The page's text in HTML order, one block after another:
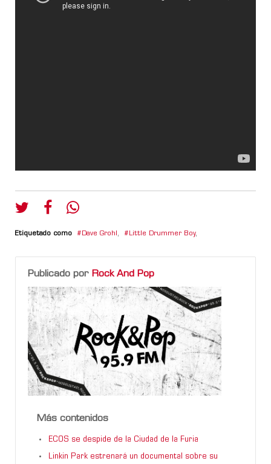
Etiquetado como Dave Grohl , Little Drummer Boy,
Publicado por Rock And Pop
Más contenidos
ECOS se despide de la Ciudad de la Furia
Linkin Park estrenará un documental sobre su